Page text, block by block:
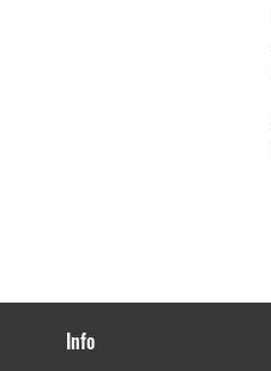
Info